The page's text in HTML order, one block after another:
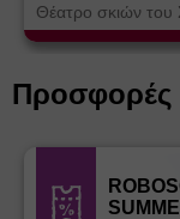
Θέατρο σκιών του
Κοτσορέ
Προσφορές